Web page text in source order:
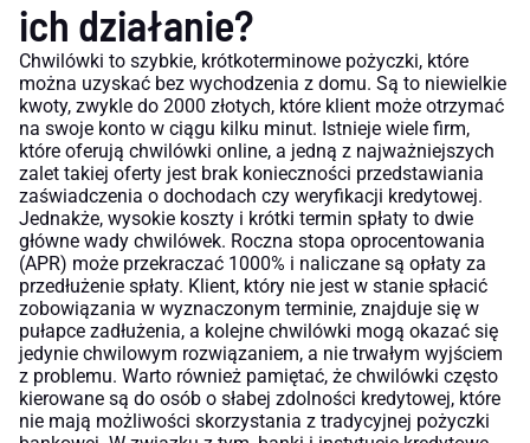
ich działanie?
Chwilówki to szybkie, krótkoterminowe pożyczki, które
można uzyskać bez wychodzenia z domu. Są to niewielkie
kwoty, zwykle do 2000 złotych, które klient może otrzymać
na swoje konto w ciągu kilku minut. Istnieje wiele firm,
które oferują chwilówki online, a jedną z najważniejszych
zalet takiej oferty jest brak konieczności przedstawiania
zaświadczenia o dochodach czy weryfikacji kredytowej.
Jednakże, wysokie koszty i krótki termin spłaty to dwie
główne wady chwilówek. Roczna stopa oprocentowania
(APR) może przekraczać 1000% i naliczane są opłaty za
przedłużenie spłaty. Klient, który nie jest w stanie spłacić
zobowiązania w wyznaczonym terminie, znajduje się w
pułapce zadłużenia, a kolejne chwilówki mogą okazać się
jedynie chwilowym rozwiązaniem, a nie trwałym wyjściem
z problemu. Warto również pamiętać, że chwilówki często
kierowane są do osób o słabej zdolności kredytowej, które
nie mają możliwości skorzystania z tradycyjnej pożyczki